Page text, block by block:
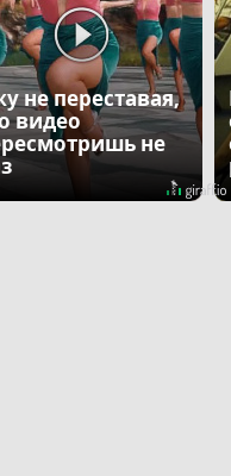
не переставая,
видео
не